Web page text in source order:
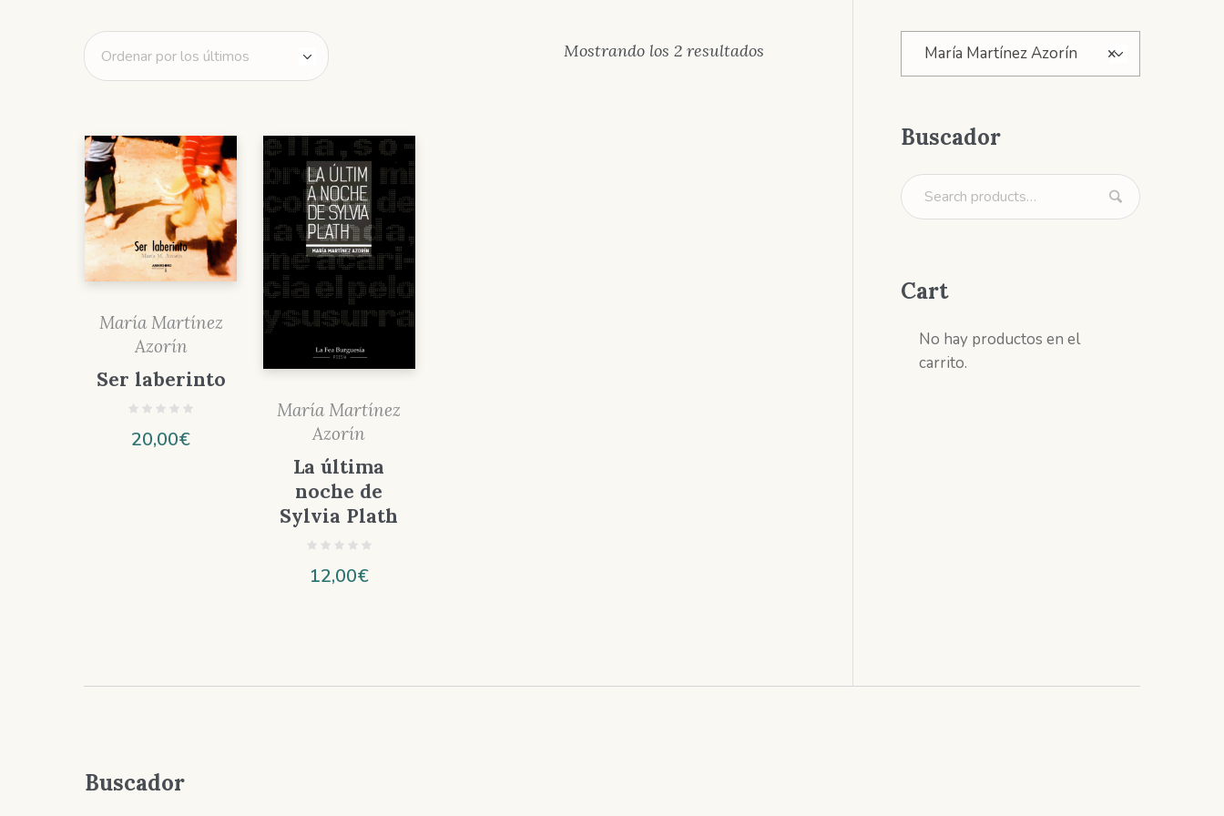
Mostrando los 2 resultadosOrdenado
María Martínez
Azorín
Ser laberinto
20,00€
María Martínez
Azorín
La última
noche de
Sylvia Plath
12,00€
×
María Martínez Azorín
Buscador
Cart
No hay productos en el
carrito.
Buscador